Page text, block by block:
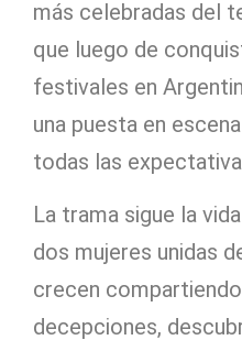
más celebradas del
que luego de
festivales en
una puesta en
todas las
La trama sigue la
dos mujeres unidas
crecen
decepciones,